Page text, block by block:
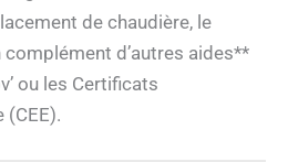
de chaudière, le
d’autres aides**
ou les Certificats
(CEE).